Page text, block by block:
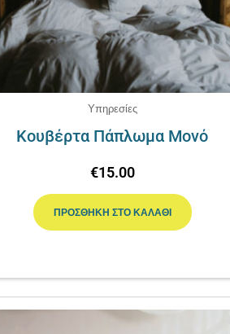
Υπηρεσίες
Κουβέρτα Πάπλωμα Μονό
€15.00
ΠΡΟΣΘΉΚΗ ΣΤΟ ΚΑΛΆΘΙ